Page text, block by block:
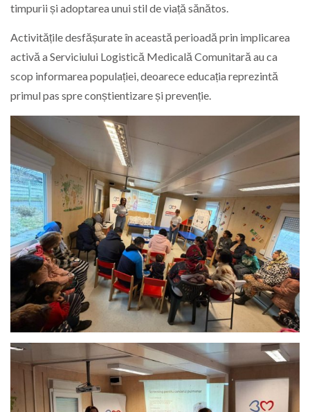
timpurii și adoptarea unui stil de viață sănătos.
Activitățile desfășurate în această perioadă prin implicarea
activă a Serviciului Logistică Medicală Comunitară au ca
scop informarea populației, deoarece educația reprezintă
primul pas spre conștientizare și prevenție.